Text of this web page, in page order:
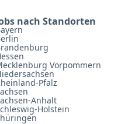
nach Standorten
Vorpommern
Pfalz
Anhalt
Holstein